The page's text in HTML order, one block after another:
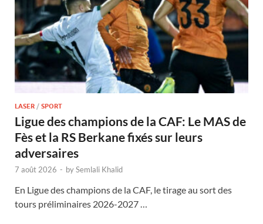
LASER / SPORT
Ligue des champions de la CAF: Le MAS de
Fès et la RS Berkane fixés sur leurs
adversaires
7 août 2026 - bySemlali Khalid
En Ligue des champions de la CAF, le tirage au sort des
tours préliminaires 2026-2027 …